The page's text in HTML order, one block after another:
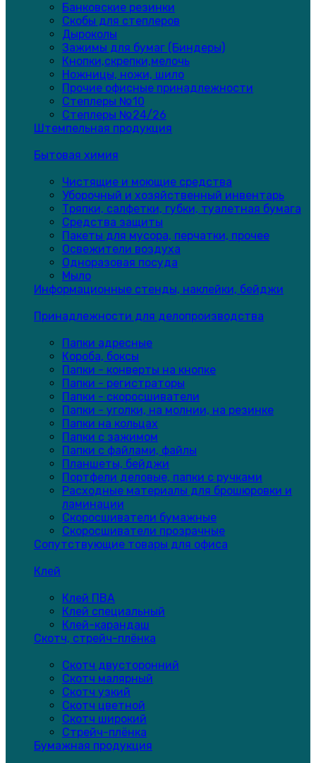
Банковские резинки
Скобы для степлеров
Дыроколы
Зажимы для бумаг (Биндеры)
Кнопки,скрепки,мелочь
Ножницы, ножи, шило
Прочие офисные принадлежности
Степлеры №10
Степлеры №24/26
Штемпельная продукция
Бытовая химия
Чистящие и моющие средства
Уборочный и хозяйственный инвентарь
Тряпки, салфетки, губки, туалетная бумага
Средства защиты
Пакеты для мусора, перчатки, прочее
Освежители воздуха
Одноразовая посуда
Мыло
Информационные стенды, наклейки, бейджи
Принадлежности для делопроизводства
Папки адресные
Короба, боксы
Папки - конверты на кнопке
Папки - регистраторы
Папки - скоросшиватели
Папки - уголки, на молнии, на резинке
Папки на кольцах
Папки с зажимом
Папки с файлами, файлы
Планшеты, бейджи
Портфели деловые, папки с ручками
Расходные материалы для брошюровки и
ламинации
Скоросшиватели бумажные
Скоросшиватели прозрачные
Сопутствующие товары для офиса
Клей
Клей ПВА
Клей специальный
Клей-карандаш
Скотч, стрейч-плёнка
Скотч двусторонний
Скотч малярный
Скотч узкий
Скотч цветной
Скотч широкий
Стрейч-плёнка
Бумажная продукция